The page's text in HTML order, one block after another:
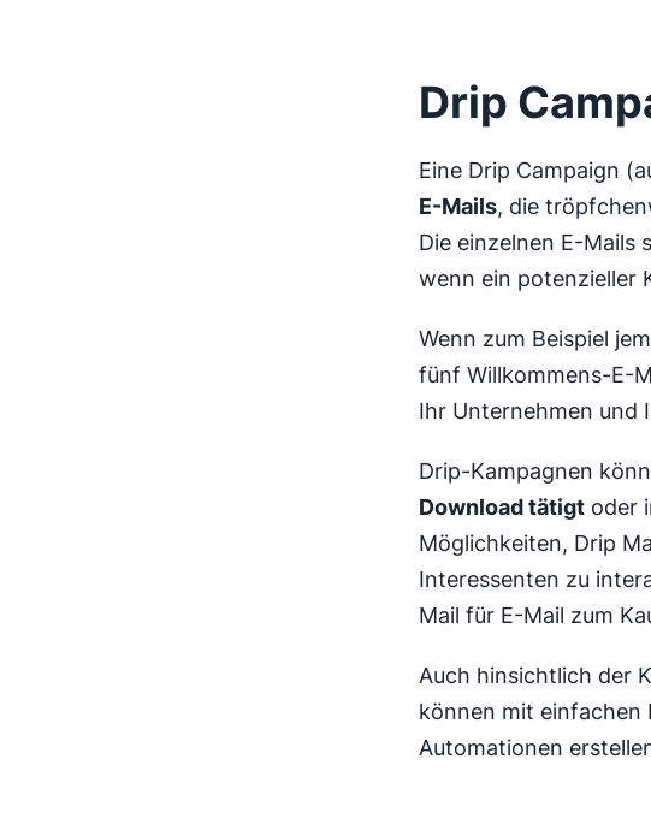
Drip
Eine Drip Campaign
E-Mails, die
Die einzelnen E-Mails
wenn ein potenzieller
Wenn zum Beispiel
fünf Willkommens-E-
Ihr Unternehmen und
Drip-Kampagnen
Download tätigt oder
Möglichkeiten, Drip
Interessenten zu
Mail für E-Mail zum
Auch hinsichtlich der
können mit einfachen
Automationen